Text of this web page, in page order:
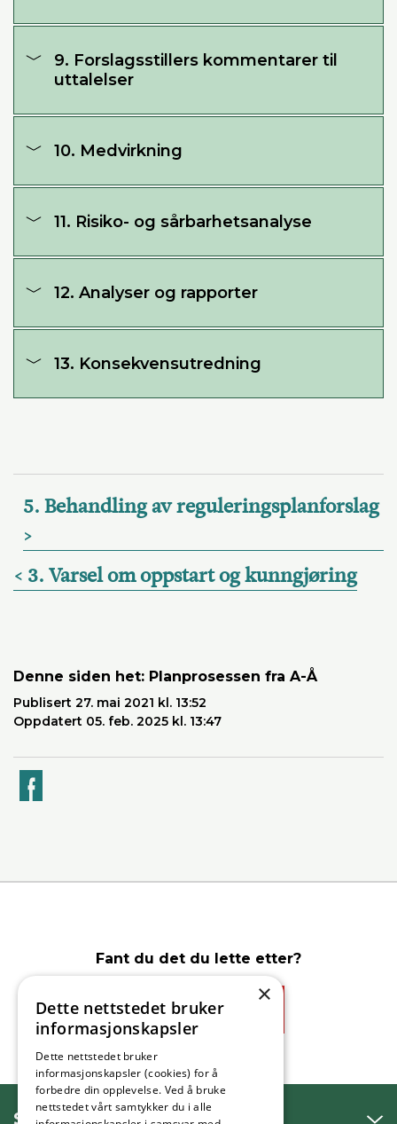
9. Forslagsstillers kommentarer til
uttalelser
10. Medvirkning
11. Risiko- og sårbarhetsanalyse
12. Analyser og rapporter
13. Konsekvensutredning
5. Behandling av reguleringsplanforslag
3. Varsel om oppstart og kunngjøring
Denne siden het: Planprosessen fra A-Å
Publisert 27. mai 2021 kl. 13:52
Oppdatert 05. feb. 2025 kl. 13:47
Fant du det du lette etter?
Ja
SNAKK MED OSS
×
Dette nettstedet bruker
informasjonskapsler
Dette nettstedet bruker
informasjonskapsler (cookies) for å
forbedre din opplevelse. Ved å bruke
nettstedet vårt samtykker du i alle